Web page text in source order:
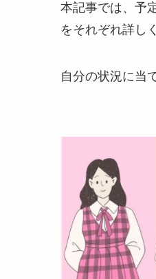
本記事では、予
をそれぞれ詳し
自分の状況に当